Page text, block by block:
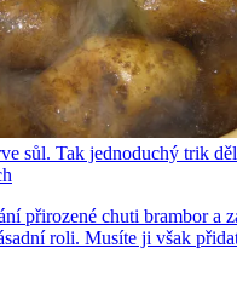
sůl. Tak jednoduchý trik
přirozené chuti brambor a
roli. Musíte ji však